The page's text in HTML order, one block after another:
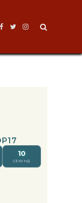
Facebook
TwitterInstagram